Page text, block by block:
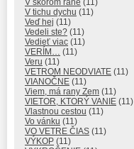
V skorom ráne (11)
V tichu dychu (11)
Veď hej (11)
Vedeli ste? (11)
Vedieť viac (11)
VERÍM… (11)
Veru (11)
VETROM NEODVIATE (11)
VIANOČNE (11)
Viem, má rany Zem (11)
VIETOR, KTORÝ VANIE (11)
Vlastnou cestou (11)
Vo vánku (11)
VO VETRE ČIAS (11)
VÝKOP (11)